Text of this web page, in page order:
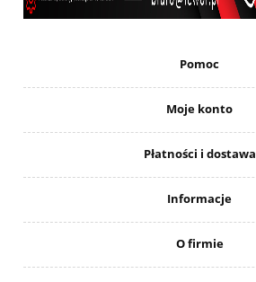
Pomoc
Moje konto
Płatności i dostawa
Informacje
O firmie